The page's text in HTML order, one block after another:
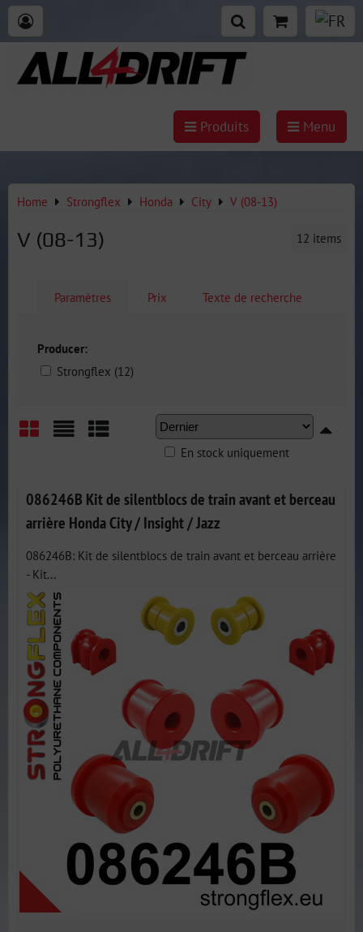
Produits Menu
Home Strongflex Honda City V (08-13)
V (08-13) 12 items
Paramètres Prix Texte de recherche
Producer:
Strongflex (12)
En stock uniquement
086246B Kit de silentblocs de train avant et berceau
arrière Honda City / Insight / Jazz
086246B: Kit de silentblocs de train avant et berceau arrière
- Kit...